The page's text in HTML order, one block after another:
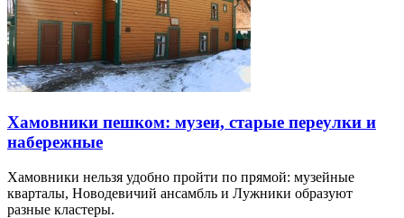
Хамовники пешком: музеи, старые переулки и
набережные
Хамовники нельзя удобно пройти по прямой: музейные
кварталы, Новодевичий ансамбль и Лужники образуют
разные кластеры.